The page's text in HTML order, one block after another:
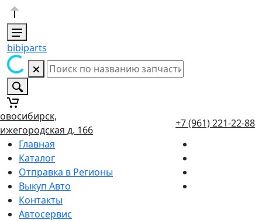
bibiparts
д. 166
+7 (961) 221-22-88
Главная
Каталог
Отправка в Регионы
Выкуп Авто
Контакты
Автосервис